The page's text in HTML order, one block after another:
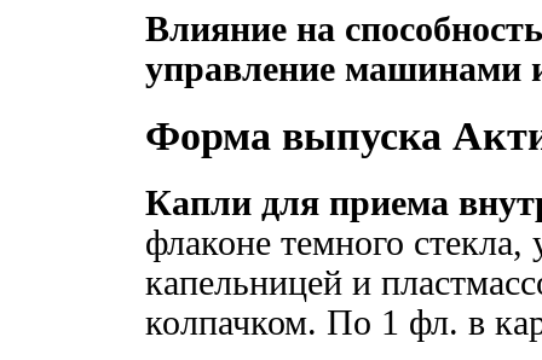
Влияние на
управление машинами
Форма выпуска
Капли для приема
флаконе темного
капельницей и
колпачком. По 1 фл. в